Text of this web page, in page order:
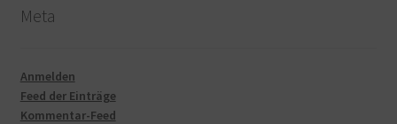
Meta
Anmelden
Feed der Einträge
Kommentar-Feed